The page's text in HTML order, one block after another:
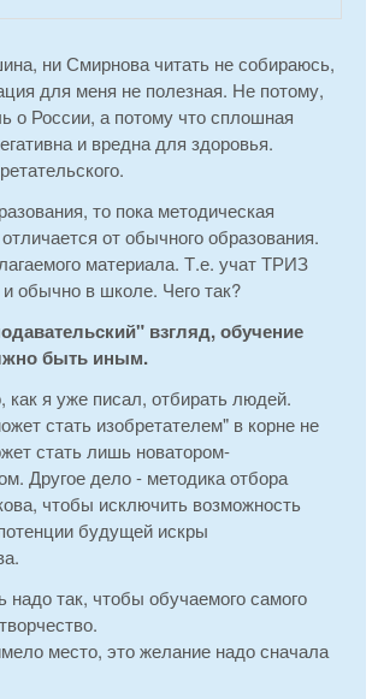
ни Смирнова читать не собираюсь,
для меня не полезная. Не потому,
о России, а потому что сплошная
и вредна для здоровья.
то пока методическая
от обычного образования.
материала. Т.е. учат ТРИЗ
и обычно в школе. Чего так?
взгляд, обучение
быть иным.
как я уже писал, отбирать людей.
стать изобретателем" в корне не
стать лишь новатором-
Другое дело - методика отбора
чтобы исключить возможность
будущей искры
надо так, чтобы обучаемого самого
место, это желание надо сначала